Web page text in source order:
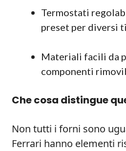
Termostati
preset per diversi
Materiali facili da
componenti
Che cosa distingue
Non tutti i forni sono
Ferrari hanno elementi